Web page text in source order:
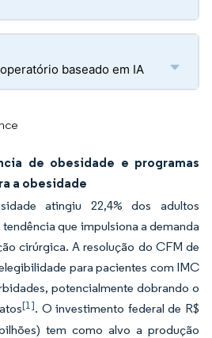
baseado em IA
de obesidade e programas
a obesidade
atingiu 22,4% dos adultos
que impulsiona a demanda
cirúrgica. A resolução do CFM de
para pacientes com IMC
potencialmente dobrando o
[1]. O investimento federal de R$
tem como alvo a produção